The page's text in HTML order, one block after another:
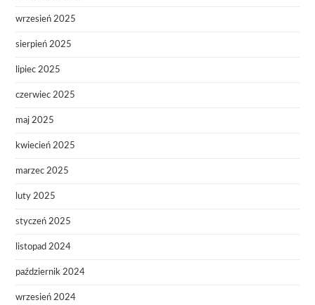
wrzesień 2025
sierpień 2025
lipiec 2025
czerwiec 2025
maj 2025
kwiecień 2025
marzec 2025
luty 2025
styczeń 2025
listopad 2024
październik 2024
wrzesień 2024